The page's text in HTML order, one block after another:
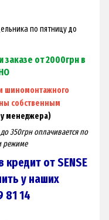
по пятницу до
заказе от 2000грн в
шиномонтажного
собственным
у менеджера)
350грн оплачивается по
режиме
от SENSE
у наших
81 14